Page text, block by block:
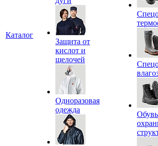
Каталог
Защита от
кислот и
щелочей
Одноразовая
одежда